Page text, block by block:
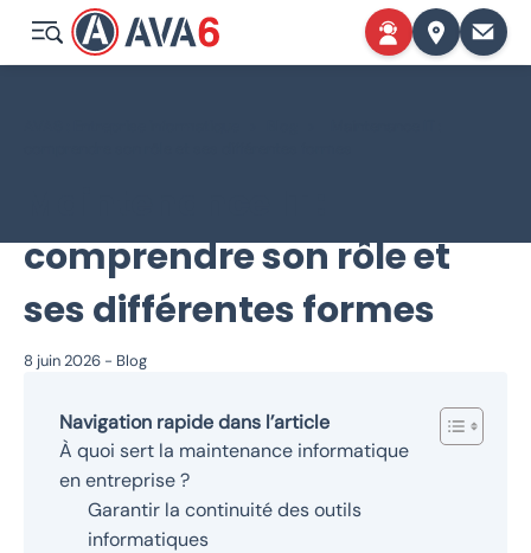
comprendre son rôle et
ses différentes formes
8 juin 2026 - Blog
Navigation rapide dans l’article
À quoi sert la maintenance informatique
en entreprise ?
Garantir la continuité des outils
informatiques